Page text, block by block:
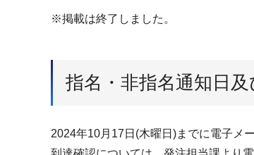
※掲載は終了しました。
指名・非指名通知日
2024年10月17日(木曜日)までに電子メ